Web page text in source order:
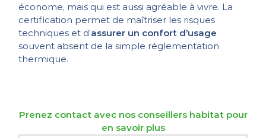
économe, mais qui est aussi agréable à vivre. La
certification permet de maîtriser les risques
techniques et d’assurer un confort d’usage
souvent absent de la simple réglementation
thermique.
Prenez contact avec nos conseillers habitat pour
en savoir plus